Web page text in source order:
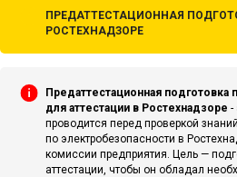
ПРЕДАТТЕСТАЦИОННАЯ
РОСТЕХНАДЗОРЕ
Предаттестационная подготовка
для аттестации в Ростехнадзоре -
проводится перед проверкой
по электробезопасности в
комиссии предприятия. Цель —
аттестации, чтобы он обладал